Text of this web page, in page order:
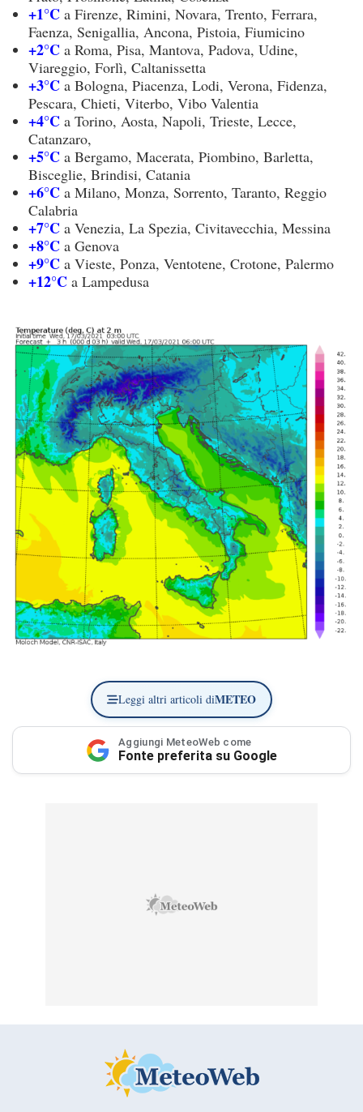
+1°C a Firenze, Rimini, Novara, Trento, Ferrara,
Faenza, Senigallia, Ancona, Pistoia, Fiumicino
+2°C a Roma, Pisa, Mantova, Padova, Udine,
Viareggio, Forlì, Caltanissetta
+3°C a Bologna, Piacenza, Lodi, Verona, Fidenza,
Pescara, Chieti, Viterbo, Vibo Valentia
+4°C a Torino, Aosta, Napoli, Trieste, Lecce,
Catanzaro,
+5°C a Bergamo, Macerata, Piombino, Barletta,
Bisceglie, Brindisi, Catania
+6°C a Milano, Monza, Sorrento, Taranto, Reggio
Calabria
+7°C a Venezia, La Spezia, Civitavecchia, Messina
+8°C a Genova
+9°C a Vieste, Ponza, Ventotene, Crotone, Palermo
+12°C a Lampedusa
Leggi altri articoli diMETEO
Aggiungi MeteoWeb come
Fonte preferita su Google